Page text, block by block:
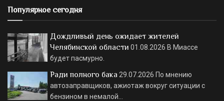
Популярное сегодня
Дождливый день ожидает жителей
Челябинской области 01.08.2026 В Миассе
будет пасмурно.
Ради полного бака 29.07.2026 По мнению
автозаправщиков, ажиотаж вокруг ситуации с
бензином в немалой…